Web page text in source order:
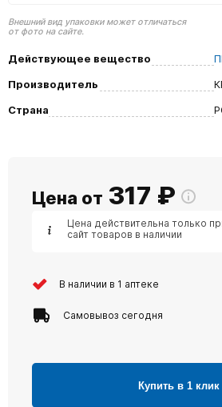
Внешний вид упаковки может отличаться
от фото на сайте.
Действующее вещество
Производитель
Страна
Цена от 317 ₽
Цена действительна только
сайт товаров в наличии
В наличии в 1 аптеке
Самовывоз сегодня
Купить в 1 клик